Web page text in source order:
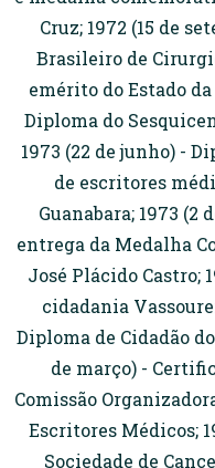
Cruz; 1972 (15 de
Brasileiro de
emérito do Estado da
Diploma do
1973 (22 de junho) -
de escritores
Guanabara; 1973 (2
entrega da Medalha
José Plácido Castro;
cidadania
Diploma de Cidadão
de março) -
Comissão
Escritores Médicos;
Sociedade de